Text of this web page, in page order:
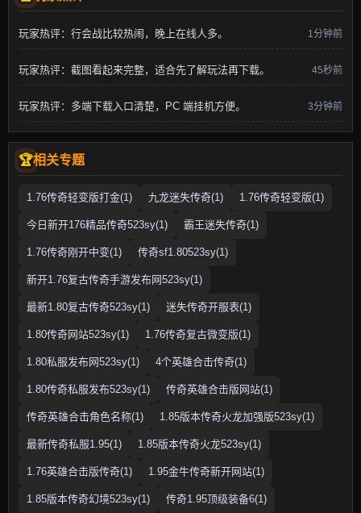
玩家热评：行会战比较热闹，晚上在线人多。 1分钟前
玩家热评：截图看起来完整，适合先了解玩法再下载。 45秒前
玩家热评：多端下载入口清楚，PC 端挂机方便。 3分钟前
相关专题
1.76传奇轻变版打金(1) 九龙迷失传奇(1) 1.76传奇轻变版(1)
今日新开176精品传奇523sy(1) 霸王迷失传奇(1)
1.76传奇刚开中变(1) 传奇sf1.80523sy(1)
新开1.76复古传奇手游发布网523sy(1)
最新1.80复古传奇523sy(1) 迷失传奇开服表(1)
1.80传奇网站523sy(1) 1.76传奇复古微变版(1)
1.80私服发布网523sy(1) 4个英雄合击传奇(1)
1.80传奇私服发布523sy(1) 传奇英雄合击版网站(1)
传奇英雄合击角色名称(1) 1.85版本传奇火龙加强版523sy(1)
最新传奇私服1.95(1) 1.85版本传奇火龙523sy(1)
1.76英雄合击版传奇(1) 1.95金牛传奇新开网站(1)
1.85版本传奇幻境523sy(1) 传奇1.95顶级装备6(1)